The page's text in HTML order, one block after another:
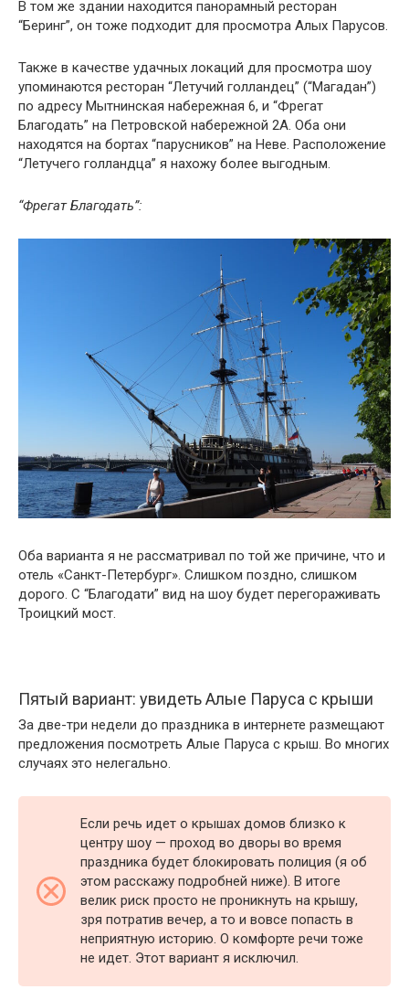
В том же здании находится панорамный ресторан
“Беринг”, он тоже подходит для просмотра Алых Парусов.
Также в качестве удачных локаций для просмотра шоу
упоминаются ресторан “Летучий голландец” (“Магадан”)
по адресу Мытнинская набережная 6, и “Фрегат
Благодать” на Петровской набережной 2А. Оба они
находятся на бортах “парусников” на Неве. Расположение
“Летучего голландца” я нахожу более выгодным.
“Фрегат Благодать”:
Оба варианта я не рассматривал по той же причине, что и
отель «Санкт-Петербург». Слишком поздно, слишком
дорого. С “Благодати” вид на шоу будет перегораживать
Троицкий мост.
Пятый вариант: увидеть Алые Паруса с крыши
За две-три недели до праздника в интернете размещают
предложения посмотреть Алые Паруса с крыш. Во многих
случаях это нелегально.
Если речь идет о крышах домов близко к
центру шоу — проход во дворы во время
праздника будет блокировать полиция (я об
этом расскажу подробней ниже). В итоге
велик риск просто не проникнуть на крышу,
зря потратив вечер, а то и вовсе попасть в
неприятную историю. О комфорте речи тоже
не идет. Этот вариант я исключил.